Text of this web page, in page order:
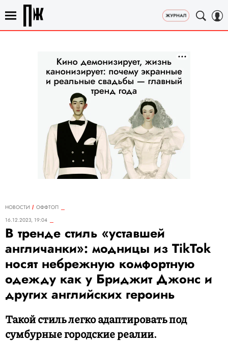
НОВОСТИ
ОФФТОП
16.12.2023, 19:04
В тренде стиль «уставшей
англичанки»: модницы из TikTok
носят небрежную комфортную
одежду как у Бриджит Джонс и
других английских героинь
Такой стиль легко адаптировать под
сумбурные городские реалии.